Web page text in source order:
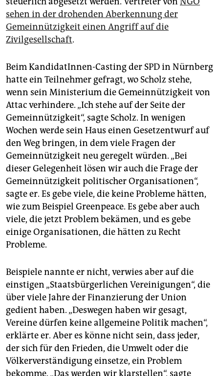
sehen in der drohenden Aberkennung der
Gemeinnützigkeit einen Angriff auf die
Zivilgesellschaft.
Beim KandidatInnen-Casting der SPD in Nürnberg
hatte ein Teilnehmer gefragt, wo Scholz stehe,
wenn sein Ministerium die Gemeinnützigkeit von
Attac verhindere. „Ich stehe auf der Seite der
Gemeinnützigkeit“, sagte Scholz. In wenigen
Wochen werde sein Haus einen Gesetzentwurf auf
den Weg bringen, in dem viele Fragen der
Gemeinnützigkeit neu geregelt würden. „Bei
dieser Gelegenheit lösen wir auch die Frage der
Gemeinnützigkeit politischer Organisationen“,
sagte er. Es gebe viele, die keine Probleme hätten,
wie zum Beispiel Greenpeace. Es gebe aber auch
viele, die jetzt Problem bekämen, und es gebe
einige Organisationen, die hätten zu Recht
Probleme.
Beispiele nannte er nicht, verwies aber auf die
einstigen „Staatsbürgerlichen Vereinigungen“, die
über viele Jahre der Finanzierung der Union
gedient haben. „Deswegen haben wir gesagt,
Vereine dürfen keine allgemeine Politik machen“,
erklärte er. Aber es könne nicht sein, dass jeder,
der sich für den Frieden, die Umwelt oder die
Völkerverständigung einsetze, ein Problem
bekomme. „Das werden wir klarstellen“, sagte